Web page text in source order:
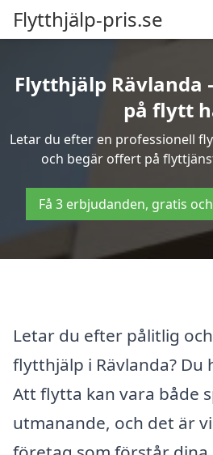
Flytthjälp-pris.se
Flytthjälp Rävlanda
på flytt
Letar du efter en professionell
och begär offert på
Få 3 erbjudanden, gratis
Letar du efter pålitlig
flytthjälp i Rävlanda?
Att flytta kan vara både
utmanande, och det är